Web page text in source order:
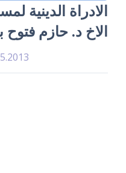
الادراة الدينية
الاخ د. حازم فتوح
- 14:00